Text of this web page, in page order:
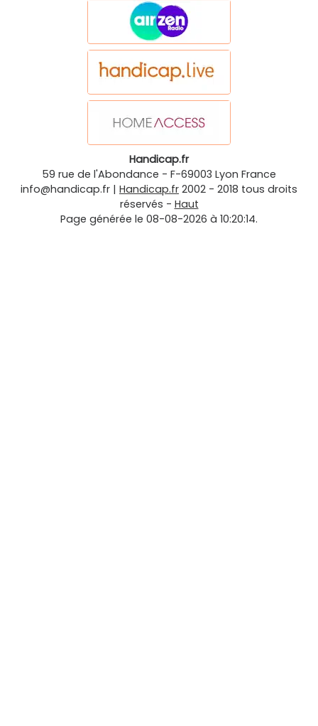
Handicap.fr
59 rue de l'Abondance - F-69003 Lyon France
info@handicap.fr | Handicap.fr 2002 - 2018 tous droits
réservés - Haut
Page générée le 08-08-2026 à 10:20:14.